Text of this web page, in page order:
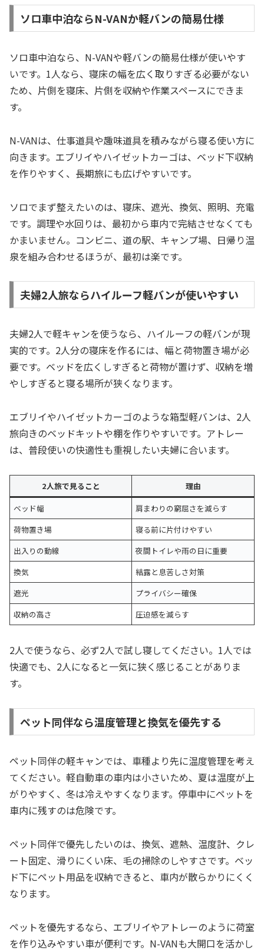
ソロ車中泊ならN-VANか軽バンの簡易仕様
ソロ車中泊なら、N-VANや軽バンの簡易仕様が使いやす
いです。1人なら、寝床の幅を広く取りすぎる必要がない
ため、片側を寝床、片側を収納や作業スペースにできま
す。
N-VANは、仕事道具や趣味道具を積みながら寝る使い方に
向きます。エブリイやハイゼットカーゴは、ベッド下収納
を作りやすく、長期旅にも広げやすいです。
ソロでまず整えたいのは、寝床、遮光、換気、照明、充電
です。調理や水回りは、最初から車内で完結させなくても
かまいません。コンビニ、道の駅、キャンプ場、日帰り温
泉を組み合わせるほうが、最初は楽です。
夫婦2人旅ならハイルーフ軽バンが使いやすい
夫婦2人で軽キャンを使うなら、ハイルーフの軽バンが現
実的です。2人分の寝床を作るには、幅と荷物置き場が必
要です。ベッドを広くしすぎると荷物が置けず、収納を増
やしすぎると寝る場所が狭くなります。
エブリイやハイゼットカーゴのような箱型軽バンは、2人
旅向きのベッドキットや棚を作りやすいです。アトレー
は、普段使いの快適性も重視したい夫婦に合います。
2人旅で見ること
理由
ベッド幅
肩まわりの窮屈さを減らす
荷物置き場
寝る前に片付けやすい
出入りの動線
夜間トイレや雨の日に重要
換気
結露と息苦しさ対策
遮光
プライバシー確保
収納の高さ
圧迫感を減らす
2人で使うなら、必ず2人で試し寝してください。1人では
快適でも、2人になると一気に狭く感じることがありま
す。
ペット同伴なら温度管理と換気を優先する
ペット同伴の軽キャンでは、車種より先に温度管理を考え
てください。軽自動車の車内は小さいため、夏は温度が上
がりやすく、冬は冷えやすくなります。停車中にペットを
車内に残すのは危険です。
ペット同伴で優先したいのは、換気、遮熱、温度計、クレ
ート固定、滑りにくい床、毛の掃除のしやすさです。ベッ
ド下にペット用品を収納できると、車内が散らかりにくく
なります。
ペットを優先するなら、エブリイやアトレーのように荷室
を作り込みやすい車が便利です。N-VANも大開口を活かし